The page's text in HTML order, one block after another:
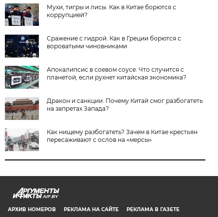
Мухи, тигры и лисы. Как в Китае борются с
коррупцией?
Сражение с гидрой. Как в Греции борются с
вороватыми чиновниками
Апокалипсис в соевом соусе. Что случится с
планетой, если рухнет китайская экономика?
Дракон и санкции. Почему Китай смог разбогатеть
на запретах Запада?
Как нищему разбогатеть? Зачем в Китае крестьян
пересаживают с ослов на «мерсы»
AIF.BY
АРХИВ НОМЕРОВ РЕКЛАМА НА САЙТЕ РЕКЛАМА В ГАЗЕТЕ